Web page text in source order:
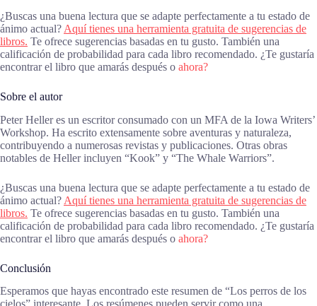
¿Buscas una buena lectura que se adapte perfectamente a tu estado de
ánimo actual? Aquí tienes una herramienta gratuita de sugerencias de
libros. Te ofrece sugerencias basadas en tu gusto. También una
calificación de probabilidad para cada libro recomendado. ¿Te gustaría
encontrar el libro que amarás después o ahora?
Sobre el autor
Peter Heller es un escritor consumado con un MFA de la Iowa Writers’
Workshop. Ha escrito extensamente sobre aventuras y naturaleza,
contribuyendo a numerosas revistas y publicaciones. Otras obras
notables de Heller incluyen “Kook” y “The Whale Warriors”.
¿Buscas una buena lectura que se adapte perfectamente a tu estado de
ánimo actual? Aquí tienes una herramienta gratuita de sugerencias de
libros. Te ofrece sugerencias basadas en tu gusto. También una
calificación de probabilidad para cada libro recomendado. ¿Te gustaría
encontrar el libro que amarás después o ahora?
Conclusión
Esperamos que hayas encontrado este resumen de “Los perros de los